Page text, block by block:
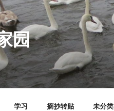
园
学习 摘抄转贴 未分类